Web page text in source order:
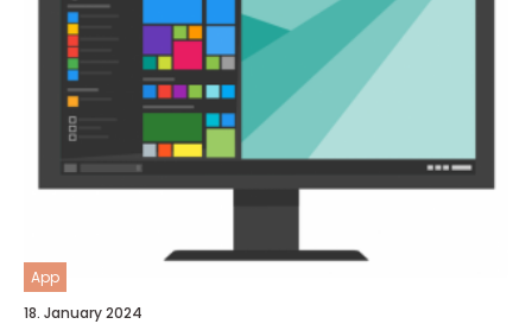
App
18. January 2024